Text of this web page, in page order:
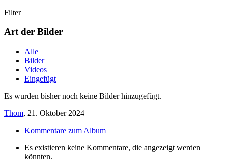
Filter
Art der Bilder
Alle
Bilder
Videos
Eingefügt
Es wurden bisher noch keine Bilder hinzugefügt.
Thom, 21. Oktober 2024
Kommentare zum Album
Es existieren keine Kommentare, die angezeigt werden
könnten.